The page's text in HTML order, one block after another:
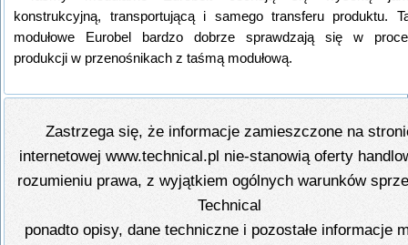
konstrukcyjną, transportującą i samego transferu produktu.
modułowe Eurobel bardzo dobrze sprawdzają się w
produkcji w przenośnikach z taśmą modułową.
Zastrzega się, że informacje zamieszczone na
internetowej www.technical.pl nie-stanowią oferty
rozumieniu prawa, z wyjątkiem ogólnych warunków
Technical
ponadto opisy, dane techniczne i pozostałe informacje